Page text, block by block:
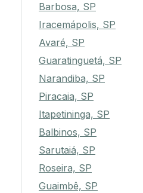
Barbosa, SP
Iracemápolis, SP
Avaré, SP
Guaratinguetá, SP
Narandiba, SP
Piracaia, SP
Itapetininga, SP
Balbinos, SP
Sarutaiá, SP
Roseira, SP
Guaimbê, SP